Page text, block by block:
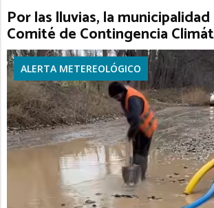
Por las lluvias, la
Comité de Contingencia
ALERTA METEREOLÓGICO